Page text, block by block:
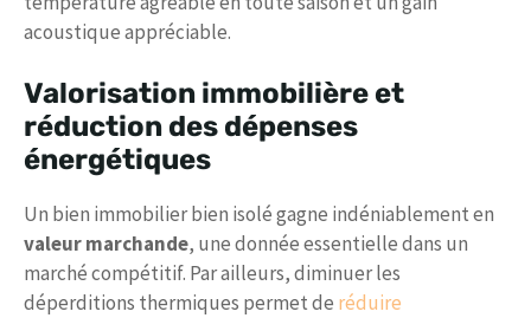
acoustique appréciable.
Valorisation immobilière et
réduction des dépenses
énergétiques
Un bien immobilier bien isolé gagne indéniablement en
valeur marchande, une donnée essentielle dans un
marché compétitif. Par ailleurs, diminuer les
déperditions thermiques permet de réduire